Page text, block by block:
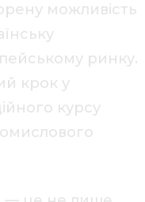
можливість
ринку.
крок у
курсу